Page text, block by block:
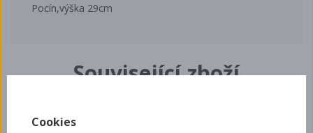
Pocín,výška 29cm
Související zboží
Cookies